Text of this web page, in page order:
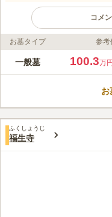
コメ
ライフドット編集部のコメン
グリーンパーク新
す。墓域は、すべ
口コミ評価
みんなの評価
50代女性
霊園のすぐそばに
お墓タイプ 参考
一般墓 100.3万
お
ふくしょうじ
福生寺